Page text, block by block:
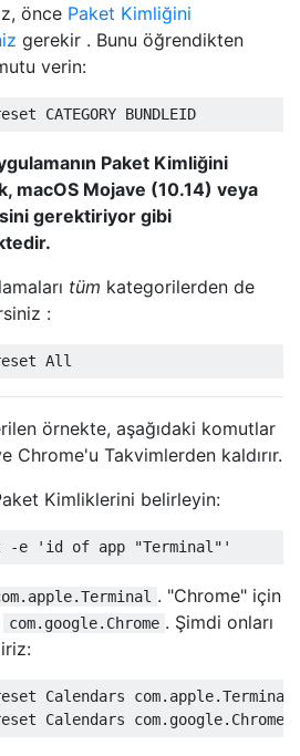
önce Paket Kimliğini
gerekir . Bunu öğrendikten
verin:
Paket Kimliğini
macOS Mojave (10.14) veya
gerektiriyor gibi
tüm kategorilerden de
:
örnekte, aşağıdaki komutlar
Chrome'u Takvimlerden kaldırır.
Kimliklerini belirleyin:
. "Chrome" için
com.google.Chrome . Şimdi onları
Calendars com.apple.Terminal